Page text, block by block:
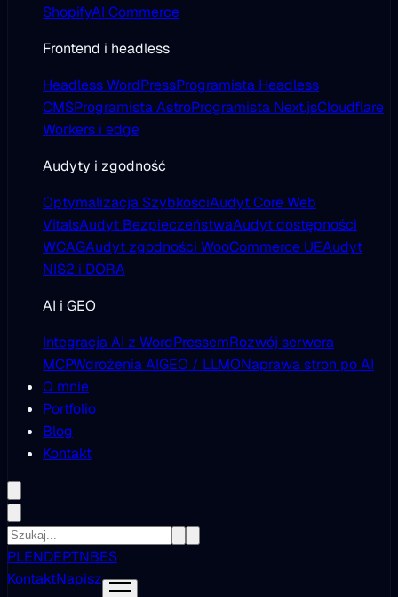
ShopifyAI Commerce
Frontend i headless
Headless WordPressProgramista Headless
CMSProgramista AstroProgramista Next.jsCloudflare
Workers i edge
Audyty i zgodność
Optymalizacja SzybkościAudyt Core Web
VitalsAudyt BezpieczeństwaAudyt dostępności
WCAGAudyt zgodności WooCommerce UEAudyt
NIS2 i DORA
AI i GEO
Integracja AI z WordPressemRozwój serwera
MCPWdrożenia AIGEO / LLMONaprawa stron po AI
O mnie
Portfolio
Blog
Kontakt
PLENDEPTNBES
KontaktNapisz